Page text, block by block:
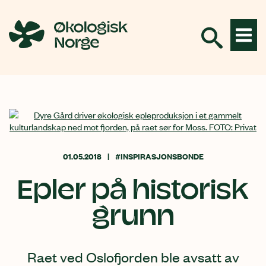
innhold
01.05.2018 #INSPIRASJONSBONDE
Epler på historisk
grunn
Raet ved Oslofjorden ble avsatt av